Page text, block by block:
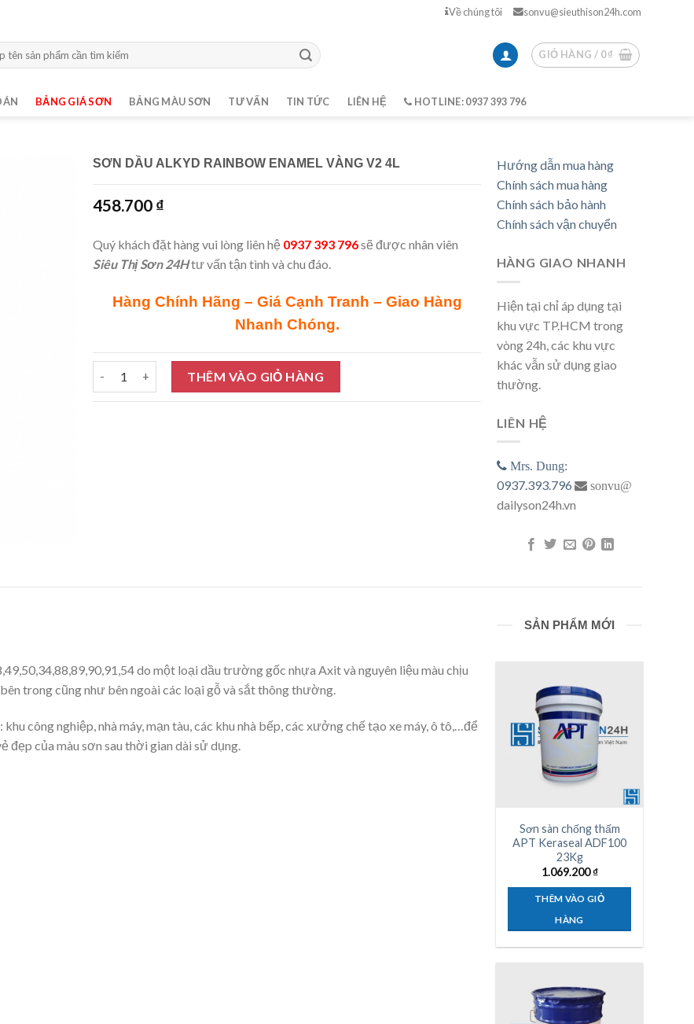
Về chúng tôi sonvu@sieuthison24h.com
GIỎ HÀNG / 0₫
BẢNG GIÁ SƠN BẢNG MÀU SƠN TƯ VẤN TIN TỨC LIÊN HỆ HOTLINE: 0937 393 796
SƠN DẦU ALKYD RAINBOW ENAMEL VÀNG V2 4L
458.700 ₫
Quý khách đặt hàng vui lòng liên hệ 0937 393 796sẽ được nhân viên
Siêu Thị Sơn 24Htư vấn tận tình và chu đáo.
Hàng Chính Hãng – Giá Cạnh Tranh – Giao Hàng
Nhanh Chóng.
Sơn dầu Alkyd Rainbow Enamel vàng V2 4L số lượng
THÊM VÀO GIỎ HÀNG
Hướng dẫn mua hàng
Chính sách mua hàng
Chính sách bảo hành
Chính sách vận chuyển
HÀNG GIAO NHANH
Hiện tại chỉ áp dụng tại
khu vực TP.HCM trong
vòng 24h, các khu vực
khác vẫn sử dụng giao
thường.
LIÊN HỆ
Mrs. Dung:
0937.393.796 sonvu@
dailyson24h.vn
do một loại dầu trường gốc nhựa Axit và nguyên liệu màu chịu
trong cũng như bên ngoài các loại gỗ và sắt thông thường.
công nghiệp, nhà máy, mạn tàu, các khu nhà bếp, các xưởng chế tạo xe máy, ô tô,…để
của màu sơn sau thời gian dài sử dụng.
SẢN PHẨM MỚI
Sơn sàn chống thấm
APT Keraseal ADF100
23Kg
1.069.200₫
THÊM VÀO GIỎ
HÀNG